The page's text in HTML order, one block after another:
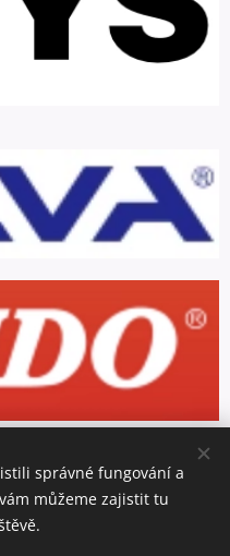
správné fungování a
můžeme zajistit tu